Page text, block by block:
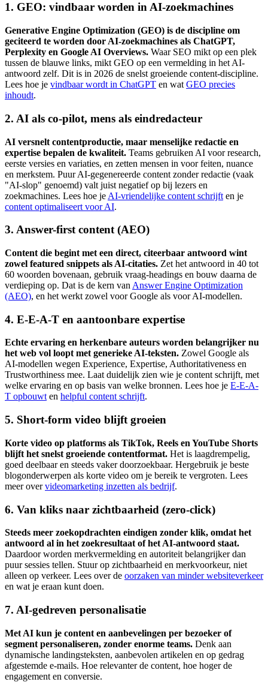
1. GEO: vindbaar worden in AI-zoekmachines
Generative Engine Optimization (GEO) is de discipline om
geciteerd te worden door AI-zoekmachines als ChatGPT,
Perplexity en Google AI Overviews. Waar SEO mikt op een plek
tussen de blauwe links, mikt GEO op een vermelding in het AI-
antwoord zelf. Dit is in 2026 de snelst groeiende content-discipline.
Lees hoe je vindbaar wordt in ChatGPT en wat GEO precies
inhoudt.
2. AI als co-pilot, mens als eindredacteur
AI versnelt contentproductie, maar menselijke redactie en
expertise bepalen de kwaliteit. Teams gebruiken AI voor research,
eerste versies en variaties, en zetten mensen in voor feiten, nuance
en merkstem. Puur AI-gegenereerde content zonder redactie (vaak
"AI-slop" genoemd) valt juist negatief op bij lezers en
zoekmachines. Lees hoe je AI-vriendelijke content schrijft en je
content optimaliseert voor AI.
3. Answer-first content (AEO)
Content die begint met een direct, citeerbaar antwoord wint
zowel featured snippets als AI-citaties. Zet het antwoord in 40 tot
60 woorden bovenaan, gebruik vraag-headings en bouw daarna de
verdieping op. Dat is de kern van Answer Engine Optimization
(AEO), en het werkt zowel voor Google als voor AI-modellen.
4. E-E-A-T en aantoonbare expertise
Echte ervaring en herkenbare auteurs worden belangrijker nu
het web vol loopt met generieke AI-teksten. Zowel Google als
AI-modellen wegen Experience, Expertise, Authoritativeness en
Trustworthiness mee. Laat duidelijk zien wie je content schrijft, met
welke ervaring en op basis van welke bronnen. Lees hoe je E-E-A-
T opbouwten helpful content schrijft.
5. Short-form video blijft groeien
Korte video op platforms als TikTok, Reels en YouTube Shorts
blijft het snelst groeiende contentformat. Het is laagdrempelig,
goed deelbaar en steeds vaker doorzoekbaar. Hergebruik je beste
blogonderwerpen als korte video om je bereik te vergroten. Lees
meer overvideomarketing inzetten als bedrijf.
6. Van kliks naar zichtbaarheid (zero-click)
Steeds meer zoekopdrachten eindigen zonder klik, omdat het
antwoord al in het zoekresultaat of het AI-antwoord staat.
Daardoor worden merkvermelding en autoriteit belangrijker dan
puur sessies tellen. Stuur op zichtbaarheid en merkvoorkeur, niet
alleen op verkeer. Lees over de oorzaken van minder websiteverkeer
en wat je eraan kunt doen.
7. AI-gedreven personalisatie
Met AI kun je content en aanbevelingen per bezoeker of
segment personaliseren, zonder enorme teams. Denk aan
dynamische landingsteksten, aanbevolen artikelen en op gedrag
afgestemde e-mails. Hoe relevanter de content, hoe hoger de
engagement en conversie.